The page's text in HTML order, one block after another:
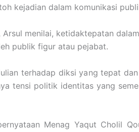
kejadian dalam komunikasi
Arsul menilai, ketidaktepatan
publik figur atau pejabat.
terhadap diksi yang tepat
tensi politik identitas yang
Menag Yaqut Cholil